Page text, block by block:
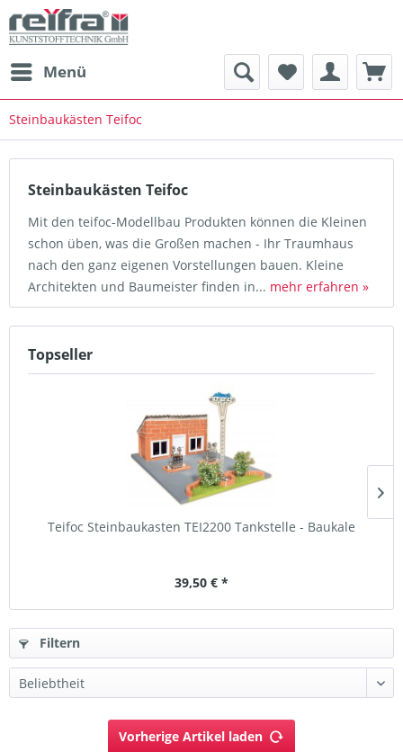
Menü
Steinbaukästen Teifoc
Steinbaukästen Teifoc
Mit den teifoc-Modellbau Produkten können die Kleinen
schon üben, was die Großen machen - Ihr Traumhaus
nach den ganz eigenen Vorstellungen bauen. Kleine
Architekten und Baumeister finden in... mehr erfahren »
Topseller
Teifoc Steinbaukasten TEI2200 Tankstelle - Baukale
39,50 € *
Filtern
Vorherige Artikel laden